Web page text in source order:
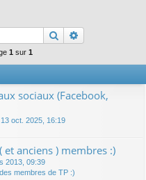
h
Rechercher
1 sur 1
sociaux (Facebook,
13 oct. 2025, 16:19
anciens ) membres :)
2013, 09:39
membres de TP :)